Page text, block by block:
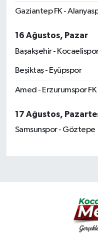
Gaziantep FK -
16 Ağustos, Pazar
Başakşehir -
Beşiktaş - Eyüpspor
Amed - Erzurumspor FK
17 Ağustos,
Samsunspor - Göztepe